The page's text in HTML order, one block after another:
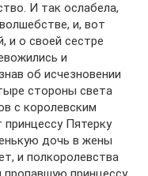
И так ослабела,
и, вот
и о своей сестре
и
об исчезновении
стороны света
с королевским
Пятерку
дочь в жены
и полкоролевства